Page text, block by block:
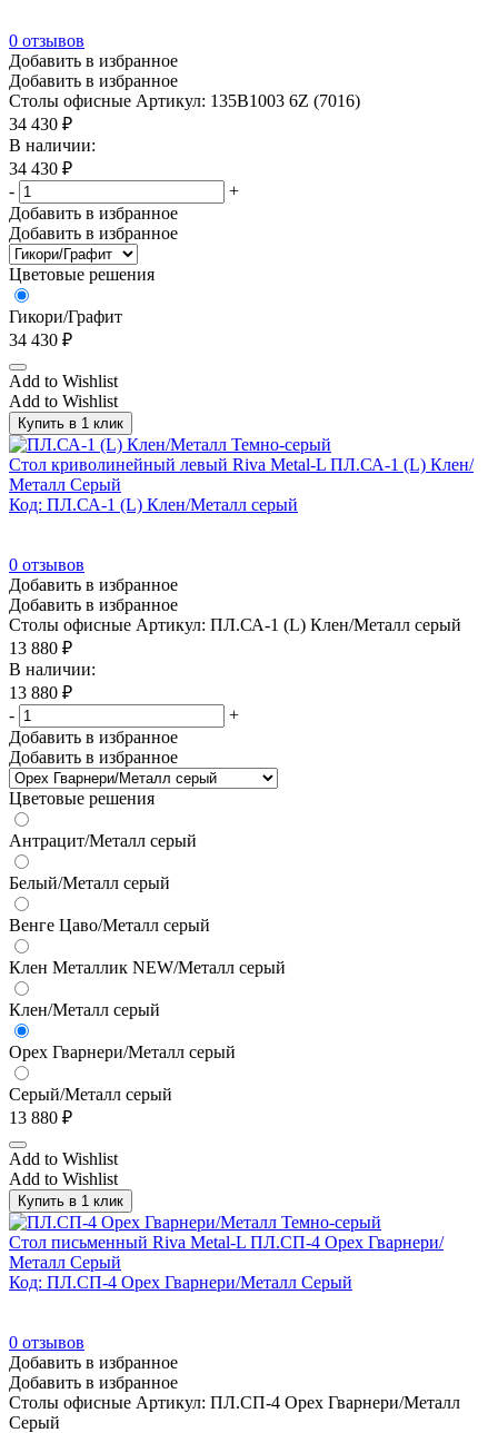
0 отзывов
Добавить в избранное
Добавить в избранное
Столы офисные Артикул: 135B1003 6Z (7016)
34 430 ₽
В наличии:
34 430 ₽
-
+
Добавить в избранное
Добавить в избранное
Цветовые решения
Гикори/Графит
34 430 ₽
Add to Wishlist
Add to Wishlist
Купить в 1 клик
Стол криволинейный левый Riva Metal-L ПЛ.СА-1 (L) Клен/
Металл Серый
Код: ПЛ.СА-1 (L) Клен/Металл серый
0 отзывов
Добавить в избранное
Добавить в избранное
Столы офисные Артикул: ПЛ.СА-1 (L) Клен/Металл серый
13 880 ₽
В наличии:
13 880 ₽
-
+
Добавить в избранное
Добавить в избранное
Цветовые решения
Антрацит/Металл серый
Белый/Металл серый
Венге Цаво/Металл серый
Клен Металлик NEW/Металл серый
Клен/Металл серый
Орех Гварнери/Металл серый
Серый/Металл серый
13 880 ₽
Add to Wishlist
Add to Wishlist
Купить в 1 клик
Стол письменный Riva Metal-L ПЛ.СП-4 Орех Гварнери/
Металл Серый
Код: ПЛ.СП-4 Орех Гварнери/Металл Серый
0 отзывов
Добавить в избранное
Добавить в избранное
Столы офисные Артикул: ПЛ.СП-4 Орех Гварнери/Металл
Серый